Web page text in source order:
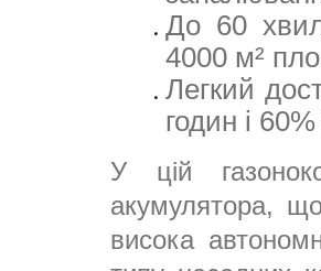
До 60
4000 м²
Легкий
годин і
У цій
акумулятора, що
висока